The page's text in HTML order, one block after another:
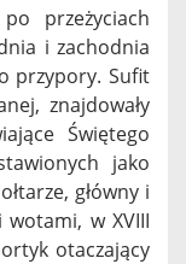
przeżyciach
i zachodnia
przypory. Sufit
znajdowały
Świętego
jako
główny i
w XVIII
otaczający